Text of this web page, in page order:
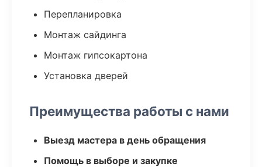
Перепланировка
Монтаж сайдинга
Монтаж гипсокартона
Установка дверей
Преимущества работы с нами
Выезд мастера в день обращения
Помощь в выборе и закупке